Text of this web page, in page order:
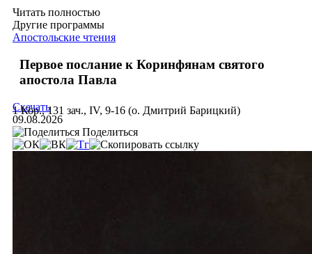
Читать полностью
Другие программы
Апостольские чтения
Первое послание к Коринфянам святого
апостола Павла
1 Кор., 131 зач., IV, 9-16 (о. Дмитрий Барицкий)
Скачать
09.08.2026
Поделиться